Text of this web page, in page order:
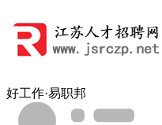
好工作·易职邦